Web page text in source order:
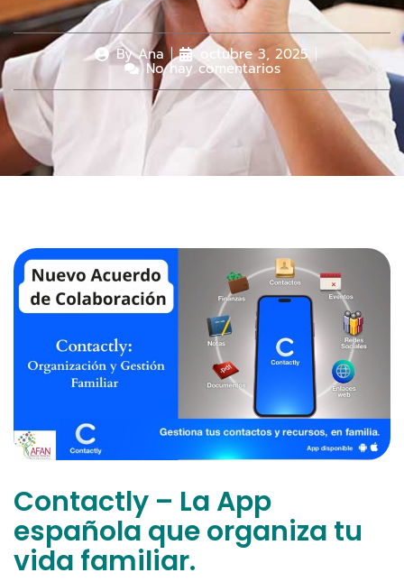
ByAna octubre 3, 2025
No hay comentarios
Contactly – La App
española que organiza tu
vida familiar.